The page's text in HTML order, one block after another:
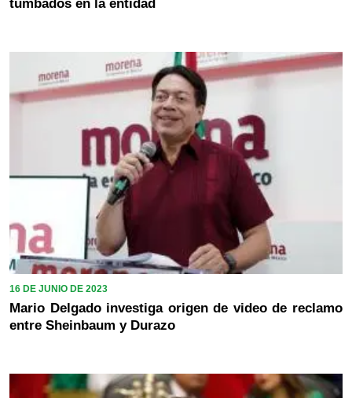
tumbados en la entidad
16 DE JUNIO DE 2023
Mario Delgado investiga origen de video de reclamo
entre Sheinbaum y Durazo